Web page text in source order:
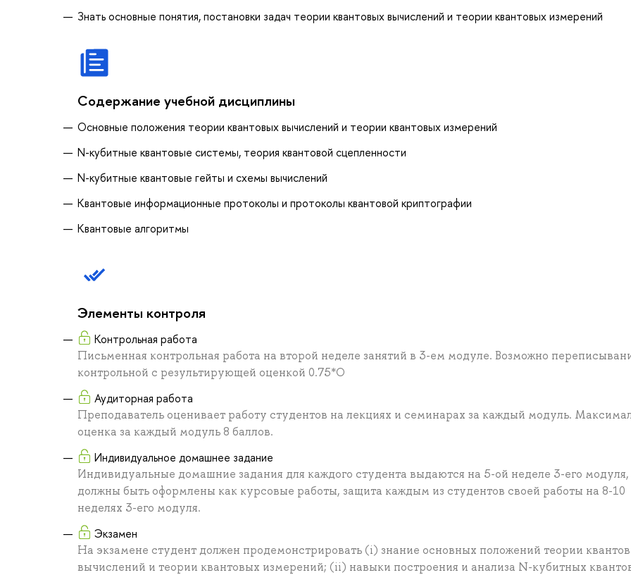
Знать основные понятия, постановки задач теории квантовых вычислений и теории квантовых измерений
Содержание учебной дисциплины
Основные положения теории квантовых вычислений и теории квантовых измерений
N-кубитные квантовые системы, теория квантовой сцепленности
N-кубитные квантовые гейты и схемы вычислений
Квантовые информационные протоколы и протоколы квантовой криптографии
Квантовые алгоритмы
Элементы контроля
Контрольная работа
Письменная контрольная работа на второй неделе занятий в 3-ем модуле. Возможно
контрольной с результирующей оценкой 0.75*О
Аудиторная работа
Преподаватель оценивает работу студентов на лекциях и семинарах за каждый модуль.
оценка за каждый модуль 8 баллов.
Индивидуальное домашнее задание
Индивидуальные домашние задания для каждого студента выдаются на 5-ой неделе 3-его модуля,
должны быть оформлены как курсовые работы, защита каждым из студентов своей работы на 8-10
неделях 3-его модуля.
Экзамен
На экзамене студент должен продемонстрировать (i) знание основных положений теории
вычислений и теории квантовых измерений; (ii) навыки построения и анализа N-кубитных